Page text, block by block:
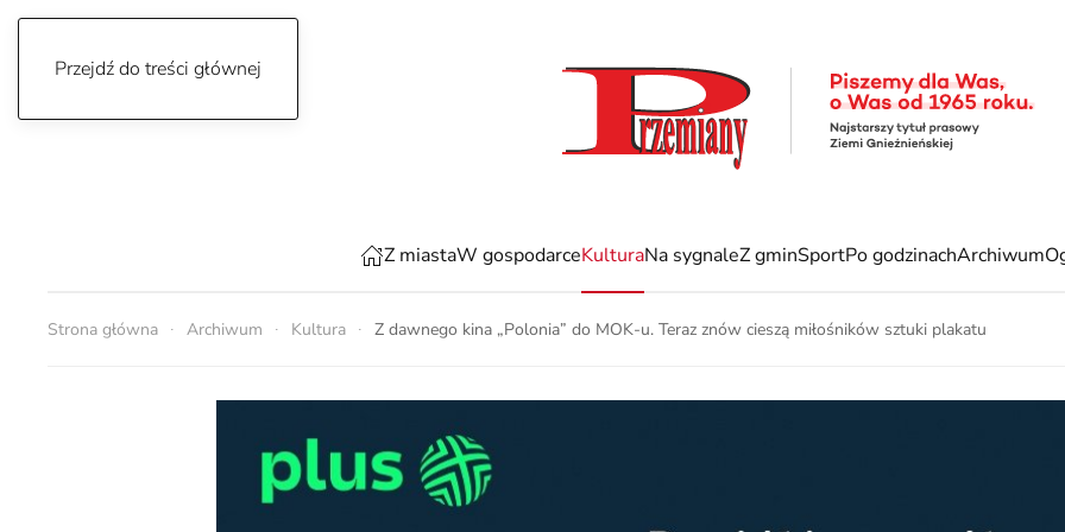
Przejdź do treści głównej
Z miastaW gospodarceKulturaNa sygnaleZ gminSportPo godzinachArchiwum
Strona główna Archiwum Kultura Z dawnego kina „Polonia” do MOK-u. Teraz znów cieszą miłośników sztuki plakatu